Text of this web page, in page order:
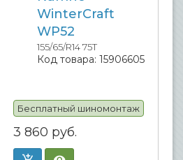
WinterCraft
WP52
155/65/R14 75T
Код товара: 15906605
Бесплатный шиномонтаж
3 860 руб.